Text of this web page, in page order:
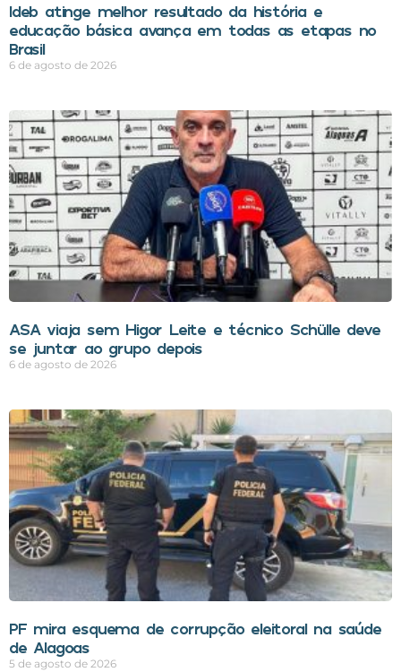
Ideb atinge melhor resultado da história e
educação básica avança em todas as etapas no
Brasil
6 de agosto de 2026
ASA viaja sem Higor Leite e técnico Schülle deve
se juntar ao grupo depois
6 de agosto de 2026
PF mira esquema de corrupção eleitoral na saúde
de Alagoas
5 de agosto de 2026